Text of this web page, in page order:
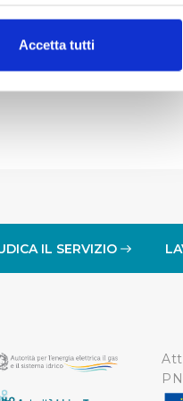
(impronte
informazioni sul
analisi dei dati web,
che l’Utente ha fornito
le finalità sopra indicate.
i singoli cookie
Accetta tutti
IL SERVIZIO